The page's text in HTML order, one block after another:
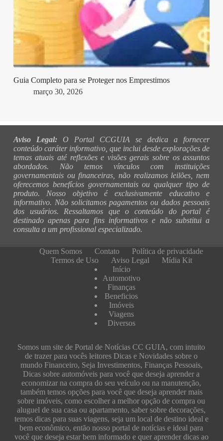
Guia Completo para se Proteger nos Emprestimos
março 30, 2026
Aviso Legal: O Portal CCGUIA se dedica a fornecer
conteúdo caráter informativo, que inclui desde explorações de
temas atuais até reflexões e visões gerais sobre os assuntos
abordados. Não temos vínculos com instituições
governamentais ou financeiras, não realizamos leilões, nem
oferecemos benefícios governamentais ou qualquer tipo de
produto. Nosso objetivo é exclusivamente educativo e
informativo. Não solicitamos pagamentos ou dados pessoais
dos usuários. Ressaltamos que o conteúdo do portal é
destinado apenas para fins informativos e não substitui a
consulta a um profissional especializado.
Quem Somos Contato
Política de privacidade
Termos de Uso
Aviso Legal
Mídia Kit
Início
Automotivo
Finanças
Beneficios
Imóveis
Viagens
Diversos
Somos um site de Portal de Notícias CC GUIA, com intuito
de trazer para vocês leitores Dicas e Novidades sobre o
mundo Financeiro, Seja Investimentos, Finanças Pessoais,
Dicas sobre automóveis para você que deseja aprender a
economizar na compra do seu veículo ou na manutenção,
também temos opções para você que deseja aprender mais
sobre imóveis, como escolher a melhor opção de compra ou
aluguel de sua casa ou apartamento, saber sobre decorações,
temos dicas para suas viagens, seja um local de destino ideal e
bem econômico, então nosso portal de notícias e ideal para
você que deseja estar bem informado e quer aprender dicas ao